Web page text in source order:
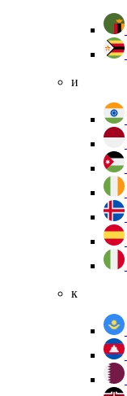
и
к